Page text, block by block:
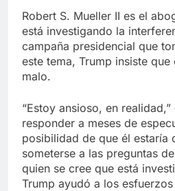
Robert S. Mueller II es el
está investigando la
campaña presidencial que
este tema, Trump insiste
malo.
“Estoy ansioso, en
responder a meses de
posibilidad de que él estaría
someterse a las preguntas
quien se cree que está
Trump ayudó a los